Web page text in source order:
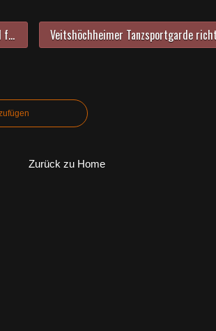
Sankt Martin auf dem Pferd führte Martinszug der Veitshöchheimer Pfarrgemeinde St. Vitus an
Zurück zu Home